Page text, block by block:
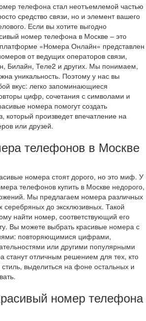
телефона стал неотъемлемой частью
средство связи, но и элемент вашего
Если вы хотите выгодно
номер телефона в Москве – это
«Номера Онлайн» представлен
от ведущих операторов связи,
Билайн, Теле2 и других. Мы понимаем,
уникальность. Поэтому у нас вы
вкус: легко запоминающиеся
цифр, сочетания с символами и
номера помогут создать
произведет впечатление на
или друзей.
телефонов в Москве
номера стоят дорого, но это миф. У
телефонов купить в Москве недорого,
Мы предлагаем номера различных
серебряных до эксклюзивных. Такой
найти номер, соответствующий его
Вы можете выбрать красивые номера с
повторяющимися цифрами,
или другими популярными
отличным решением для тех, кто
стиль, выделиться на фоне остальных и
номер телефона